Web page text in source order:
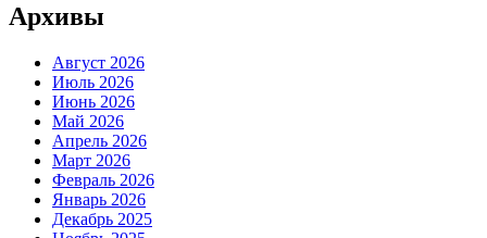
Архивы
Август 2026
Июль 2026
Июнь 2026
Май 2026
Апрель 2026
Март 2026
Февраль 2026
Январь 2026
Декабрь 2025